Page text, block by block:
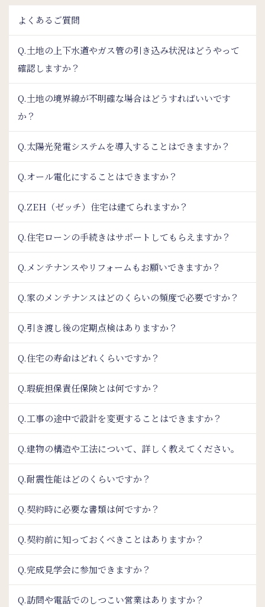
よくあるご質問
Q.土地の上下水道やガス管の引き込み状況はどうやって
確認しますか？
Q.土地の境界線が不明確な場合はどうすればいいです
か？
Q.太陽光発電システムを導入することはできますか？
Q.オール電化にすることはできますか？
Q.ZEH（ゼッチ）住宅は建てられますか？
Q.住宅ローンの手続きはサポートしてもらえますか？
Q.メンテナンスやリフォームもお願いできますか？
Q.家のメンテナンスはどのくらいの頻度で必要ですか？
Q.引き渡し後の定期点検はありますか？
Q.住宅の寿命はどれくらいですか？
Q.瑕疵担保責任保険とは何ですか？
Q.工事の途中で設計を変更することはできますか？
Q.建物の構造や工法について、詳しく教えてください。
Q.耐震性能はどのくらいですか？
Q.契約時に必要な書類は何ですか？
Q.契約前に知っておくべきことはありますか？
Q.完成見学会に参加できますか？
Q.訪問や電話でのしつこい営業はありますか？